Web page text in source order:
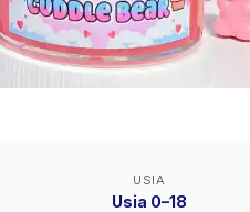
USIA
Usia 0–18